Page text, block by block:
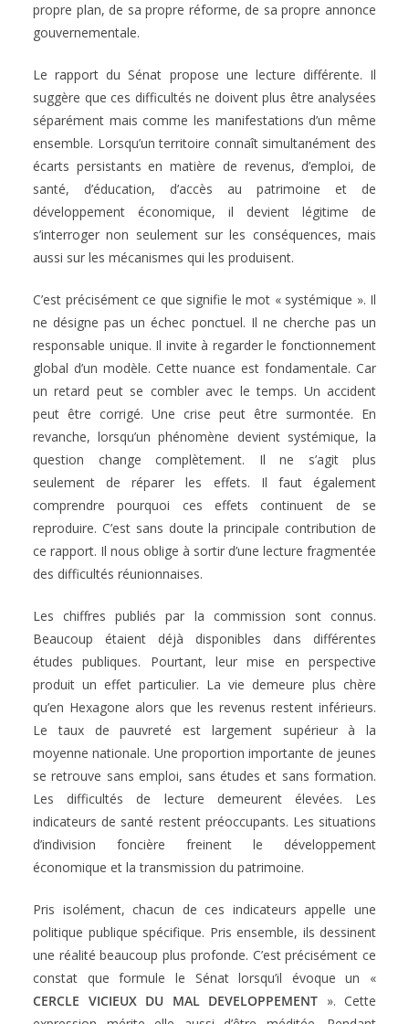
propre plan, de sa propre réforme, de sa propre annonce
gouvernementale.
Le rapport du Sénat propose une lecture différente. Il
suggère que ces difficultés ne doivent plus être analysées
séparément mais comme les manifestations d’un même
ensemble. Lorsqu’un territoire connaît simultanément des
écarts persistants en matière de revenus, d’emploi, de
santé, d’éducation, d’accès au patrimoine et de
développement économique, il devient légitime de
s’interroger non seulement sur les conséquences, mais
aussi sur les mécanismes qui les produisent.
C’est précisément ce que signifie le mot « systémique ». Il
ne désigne pas un échec ponctuel. Il ne cherche pas un
responsable unique. Il invite à regarder le fonctionnement
global d’un modèle. Cette nuance est fondamentale. Car
un retard peut se combler avec le temps. Un accident
peut être corrigé. Une crise peut être surmontée. En
revanche, lorsqu’un phénomène devient systémique, la
question change complètement. Il ne s’agit plus
seulement de réparer les effets. Il faut également
comprendre pourquoi ces effets continuent de se
reproduire. C’est sans doute la principale contribution de
ce rapport. Il nous oblige à sortir d’une lecture fragmentée
des difficultés réunionnaises.
Les chiffres publiés par la commission sont connus.
Beaucoup étaient déjà disponibles dans différentes
études publiques. Pourtant, leur mise en perspective
produit un effet particulier. La vie demeure plus chère
qu’en Hexagone alors que les revenus restent inférieurs.
Le taux de pauvreté est largement supérieur à la
moyenne nationale. Une proportion importante de jeunes
se retrouve sans emploi, sans études et sans formation.
Les difficultés de lecture demeurent élevées. Les
indicateurs de santé restent préoccupants. Les situations
d’indivision foncière freinent le développement
économique et la transmission du patrimoine.
Pris isolément, chacun de ces indicateurs appelle une
politique publique spécifique. Pris ensemble, ils dessinent
une réalité beaucoup plus profonde. C’est précisément ce
constat que formule le Sénat lorsqu’il évoque un «
CERCLE VICIEUX DU MAL DEVELOPPEMENT ». Cette